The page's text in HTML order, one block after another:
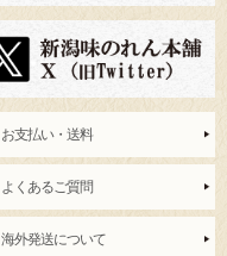
お支払い・送料
よくあるご質問
海外発送について